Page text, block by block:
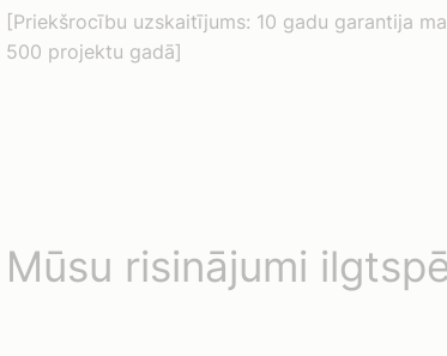
[Priekšrocību uzskaitījums: 10 gadu garantija
500 projektu gadā]
Mūsu risinājumi